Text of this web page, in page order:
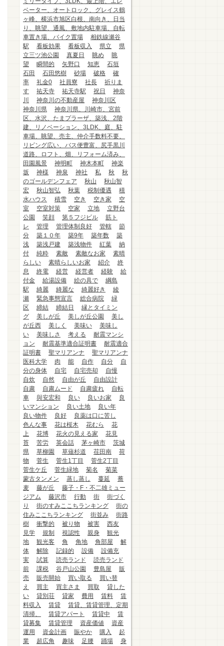
ベーター、オートロック、グレイス鶴
ヶ峰、横浜市旭区白根、南向き、日当
り、眺望、通風、敷地内駐車場、自転
車置き場、バイク置場
相鉄線瀬谷
駅
看板効果 看板収入 県立
県
立三ツ池公園
真夏日 眺め
眺
望
瞬間的 矢野口 知恵
石垣
石田
石田悠樹 砂場 破格
確
率
礼金0 社員寮 社長
祈りま
す
祐天寺 祐天寺駅 祝日
神奈
川
神奈川の不動産屋
神奈川区
神奈川県
神奈川県、川崎市、宮前
区、水沢、たまプラーザ、築浅、2階
建、リノベーション、3LDK、庭、駐
車場、眺望、売主、仲介手数料不要、
リビング広い、バス便豊富、尻手黒川
道路、ロフト、畑、リフォーム済み、
田園風景
神明町 神木本町
神楽
坂
神様 神泉 神社 私 秋
秋
のゴールデンフェア
秋山
秋山智
宏
秋山智弘 秋葉 税制優遇
積
水ハウス
積雪 空き 空き家
空
室
空室対策 空家 立地
立野台
公園
笑顔 第５フジビル
筋ト
レ
管理 管理体制良好 管轄
節
分
築１０年 築9年 築年数
築
浅
築浅戸建 築浅物件 紅葉
納
付
純粋 素敵 素敵なお家
素晴
らしい
素晴らしいお家 紹介
終
息
終電 経営 経営者 経験
給
付金
給湯設備 絵の具で
綱島
駅
綺麗 綺麗な 綺麗好き
綾
瀬
緊急事態宣言 総合病院
緑
区
締結 締結日
縁とタイミン
グ
美しが丘 美しが丘公園
美し
が丘西
美しく 美味い
美味し
い
美味しさ 考える
耐震マンシ
ョン
耐震基準適合証明書
耐震適合
証明書
聖マリアンナ
聖マリアンナ
医科大学
肉 能 自作 自分
自
分の身体
自宅 自宅売却
自慢
自炊
自然 自由が丘
自由設計
自粛
自粛ムード 自粛疲れ
自転
車
與安宏和 良い 良いお家
良
いマンション
良い土地
良い年
良い物件
良好
良薬は口に苦し
色んな事
花は桜木 花むら
花
上
花博 花火の見える家
花見
苔
苦労 英会話 茅ヶ崎市
茨城
県
草柳園 草薙杉道 荏田南
荷
物
菅生 菅生1丁目
菅生2丁目
菅生ケ丘
菅生緑地 菊名
菊菜
蒙古タンメン
蒸し蒸し 蔓延
蕎
麦
藤が丘
藤子・F・不二雄ミュー
ジアム
藤沢市 行動 街
街づく
り
街のすみここちランキング
街の
住みここちランキング
街並み
街路
樹
衝撃的 被り物 被害
西友
見学
規制 視認性 親身
観光
地
観光客 角 角地 角部屋
解
体
解除 記録的 設備
設備充
実
試算 読売ランド
読売ランド
前
課税 谷戸山公園 豊島屋
販
売
販売開始 買い取る
買い替
え
買主 買主さま 買取
貸した
い
貸別荘 貸家 費用 賃料
賃
料収入
賃貸
賃貸、賃貸管理、定期
清掃、
賃貸アパート 賃貸中
賃
貸募集
賃貸管理 資産価値
資産
運用
資金計画 賑やか 購入
起
業
超広角 趣味 足腰 踊場
身